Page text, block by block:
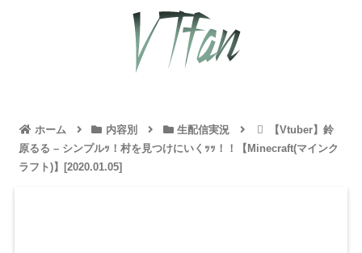
ホーム 内容別 生配信実況
【Vtuber】鈴
原るる – シンプルｯ！村を見つけにいくｯｯ！！【Minecraft(マインク
ラフト)】[2020.01.05]